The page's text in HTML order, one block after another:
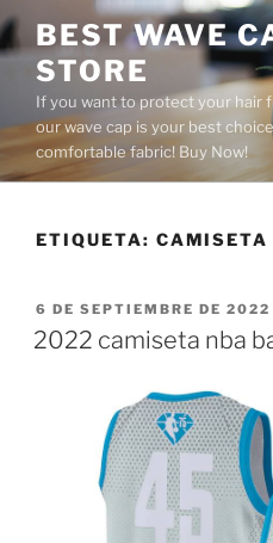
Saltar
al
contenido
BEST WAVE
STORE
If you want to protect your hair
our wave cap is your best
comfortable fabric! Buy Now!
ETIQUETA: CAMISETA
PUBLICADO
EL
6 DE SEPTIEMBRE DE 2022
2022 camiseta nba